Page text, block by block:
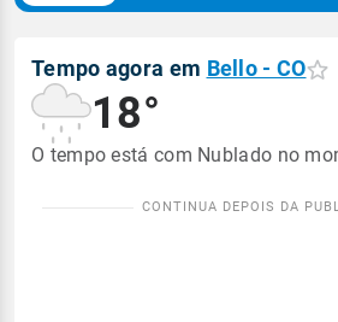
Tempo agora em Bello - CO
18°
O tempo está com Nublado no